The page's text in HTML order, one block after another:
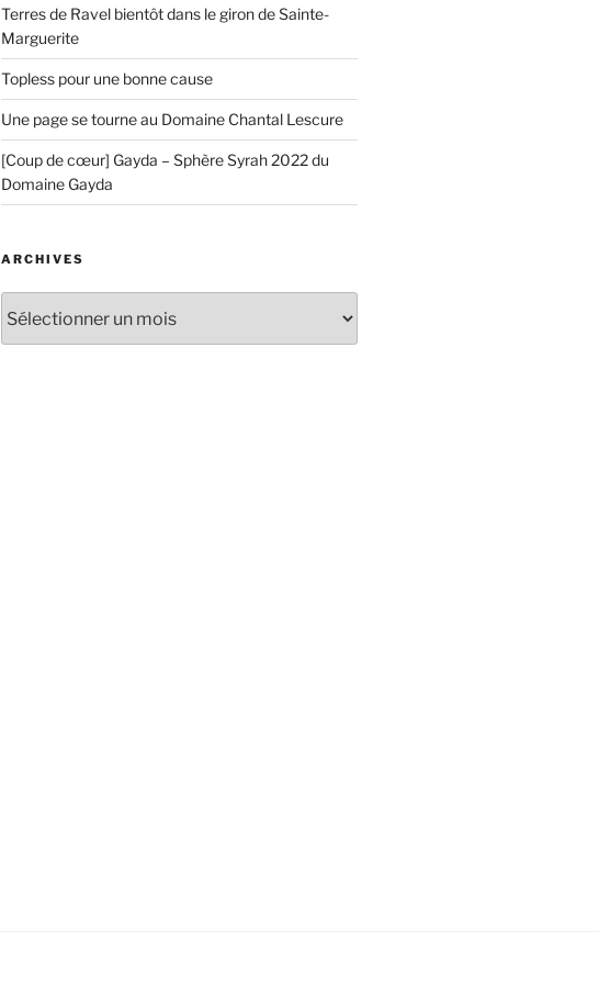
Terres de Ravel bientôt dans le giron de Sainte-
Marguerite
Topless pour une bonne cause
Une page se tourne au Domaine Chantal Lescure
[Coup de cœur] Gayda – Sphère Syrah 2022 du
Domaine Gayda
ARCHIVES